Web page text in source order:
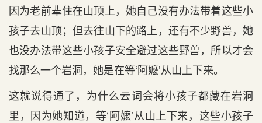
因为老前辈住在山顶上，她自己没有办法带着这些小
孩子去山顶；但去往山下的路上，还有不少野兽，她
也没办法带这些小孩子安全避过这些野兽，所以才会
找那么一个岩洞，她是在等‘阿嬷’从山上下来。
这就说得通了，为什么云词会将小孩子都藏在岩洞
里，因为她知道，等‘阿嬷’从山上下来，这些小孩子